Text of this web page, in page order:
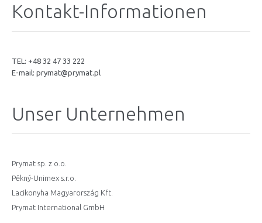
Kontakt-Informationen
TEL: +48 32 47 33 222
E-mail: prymat@prymat.pl
Unser Unternehmen
Prymat sp. z o.o.
Pěkný-Unimex s.r.o.
Lacikonyha Magyarország Kft.
Prymat International GmbH